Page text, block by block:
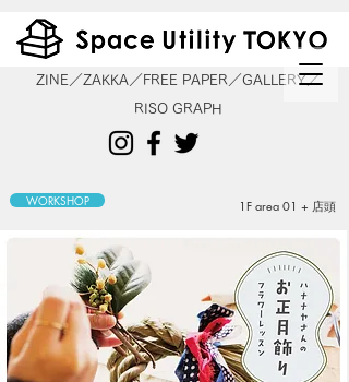
ZINE／ZAKKA／FREE PAPER／GALLERY／
RISO GRAPH
WORKSHOP 1F area 01 + 店頭